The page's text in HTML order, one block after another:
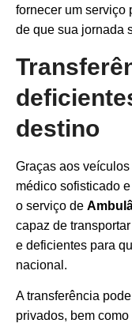
fornecer um serviço
de que sua jornada
destino
Graças aos
médico sofisticado
o serviço de
capaz de
e deficientes para
nacional.
A transferência
privados, bem